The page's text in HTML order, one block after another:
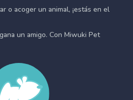
o acoger un animal, ¡estás en el
un amigo. Con Miwuki Pet